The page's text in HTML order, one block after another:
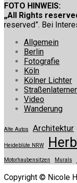
FOTO HINWEIS:
„All Rights
reserved”. Bei
Allgemein
Berlin
Fotografie
Köln
Kölner Lichter
Video
Wanderung
Alte Autos Architektur
Heideblüte NRW
Motorhaubensitzen Murals
Copyright © Nicole